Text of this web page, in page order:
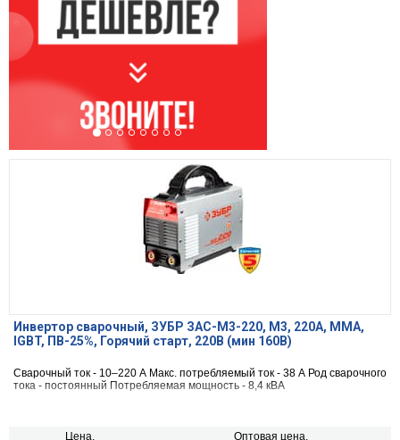
Инвертор сварочный, ЗУБР ЗАС-М3-220, М3, 220А, MMA,
IGBT, ПВ-25%, Горячий старт, 220В (мин 160В)
Сварочный ток - 10–220 А Макс. потребляемый ток - 38 А Род сварочного
тока - постоянный Потребляемая мощность - 8,4 кВА
Цена, Оптовая цена,